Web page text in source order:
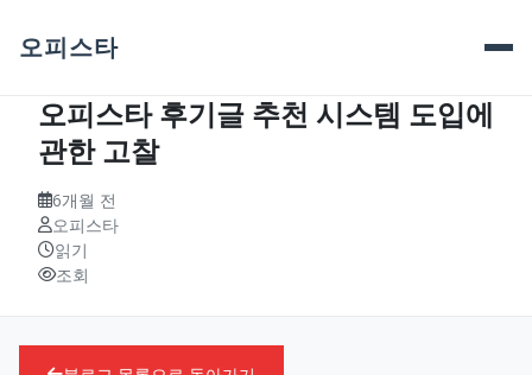
오피스타
오피스타 후기글 추천 시스템 도입에
관한 고찰
6개월 전
오피스타
읽기
조회